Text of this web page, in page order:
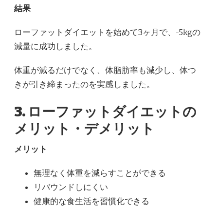
結果
ローファットダイエットを始めて3ヶ月で、-5kgの
減量に成功しました。
体重が減るだけでなく、体脂肪率も減少し、体つ
きが引き締まったのを実感しました。
3. ローファットダイエットの
メリット・デメリット
メリット
無理なく体重を減らすことができる
リバウンドしにくい
健康的な食生活を習慣化できる